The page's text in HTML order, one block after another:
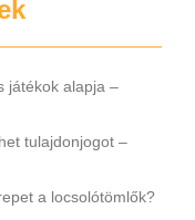
játékok alapja –
tulajdonjogot –
a locsolótömlők?